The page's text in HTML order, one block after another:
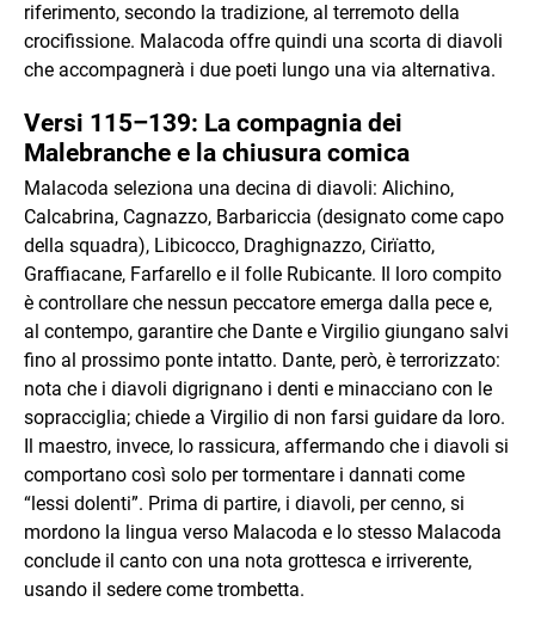
riferimento, secondo la tradizione, al terremoto della
crocifissione. Malacoda offre quindi una scorta di diavoli
che accompagnerà i due poeti lungo una via alternativa.
Versi 115–139: La compagnia dei
Malebranche e la chiusura comica
Malacoda seleziona una decina di diavoli: Alichino,
Calcabrina, Cagnazzo, Barbariccia (designato come capo
della squadra), Libicocco, Draghignazzo, Cirïatto,
Graffiacane, Farfarello e il folle Rubicante. Il loro compito
è controllare che nessun peccatore emerga dalla pece e,
al contempo, garantire che Dante e Virgilio giungano salvi
fino al prossimo ponte intatto. Dante, però, è terrorizzato:
nota che i diavoli digrignano i denti e minacciano con le
sopracciglia; chiede a Virgilio di non farsi guidare da loro.
Il maestro, invece, lo rassicura, affermando che i diavoli si
comportano così solo per tormentare i dannati come
“lessi dolenti”. Prima di partire, i diavoli, per cenno, si
mordono la lingua verso Malacoda e lo stesso Malacoda
conclude il canto con una nota grottesca e irriverente,
usando il sedere come trombetta.